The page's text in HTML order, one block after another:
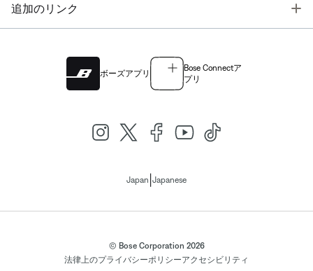
追加のリンク
ボーズアプリ
Bose Connectア
プリ
Japan Japanese
© Bose Corporation 2026
法律上のプライバシーポリシーアクセシビリティ